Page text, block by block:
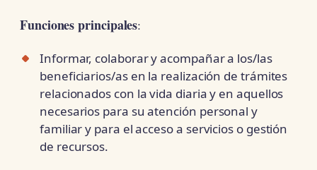
Funciones principales:
Informar, colaborar y acompañar a los/las
beneficiarios/as en la realización de trámites
relacionados con la vida diaria y en aquellos
necesarios para su atención personal y
familiar y para el acceso a servicios o gestión
de recursos.